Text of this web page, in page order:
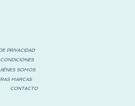
PRIVACIDAD
SOMOS
MARCAS
CONTACTO